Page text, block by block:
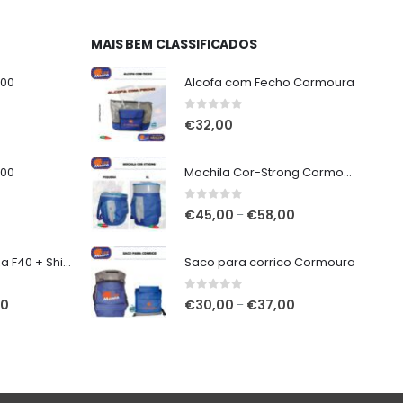
7mt Vega Potenza F40 + Shimano Miravel C5000 XG
MAIS BEM CLASSIFICADOS
Alcofa com Fecho Cormoura
0out of 5
€32,00
Mochila Cor-Strong Cormoura
0out of 5
€45,00 – €58,00
through
Saco para corrico Cormoura
0out of 5
€30,00 – €37,00